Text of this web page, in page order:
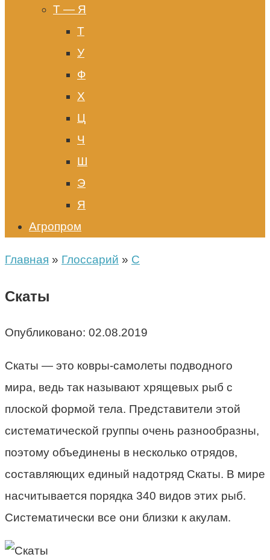
Т — Я
Т
У
Ф
Х
Ц
Ч
Ш
Э
Я
Агропром
Главная » Глоссарий » С
Скаты
Опубликовано: 02.08.2019
Скаты — это ковры-самолеты подводного
мира, ведь так называют хрящевых рыб с
плоской формой тела. Представители этой
систематической группы очень разнообразны,
поэтому объединены в несколько отрядов,
составляющих единый надотряд Скаты. В мире
насчитывается порядка 340 видов этих рыб.
Систематически все они близки к акулам.